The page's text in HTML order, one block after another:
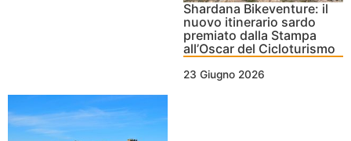
Shardana Bikeventure: il
nuovo itinerario sardo
premiato dalla Stampa
all’Oscar del Cicloturismo
23 Giugno 2026